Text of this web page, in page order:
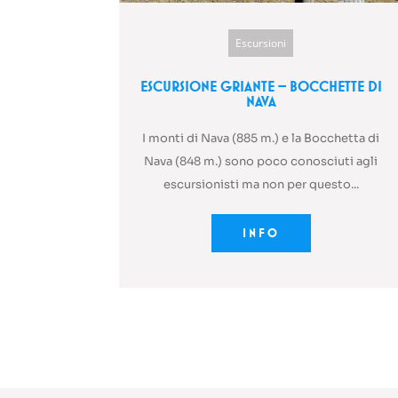
Escursioni
Escursione Griante – Bocchette di
Nava
I monti di Nava (885 m.) e la Bocchetta di
Nava (848 m.) sono poco conosciuti agli
escursionisti ma non per questo...
INFO